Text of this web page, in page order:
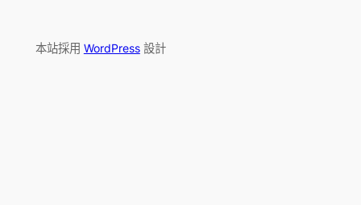
本站採用 WordPress設計